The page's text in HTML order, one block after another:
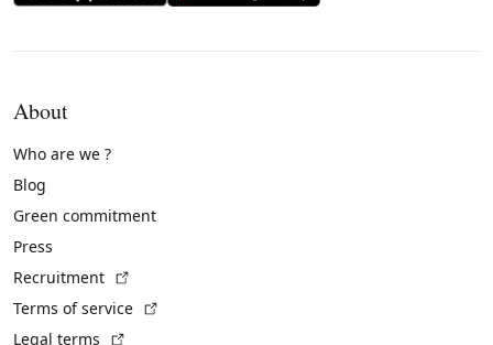
About
Who are we ?
Blog
Green commitment
Press
Recruitment
Terms of service
Legal terms